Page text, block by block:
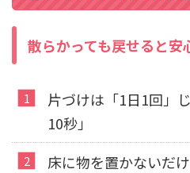
散らかっても戻せると安
片づけは「1日1回」
10秒」
床に物を置かないだ